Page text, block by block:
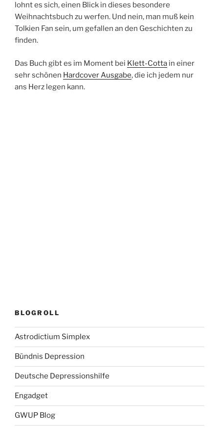
lohnt es sich, einen Blick in dieses besondere
Weihnachtsbuch zu werfen. Und nein, man muß kein
Tolkien Fan sein, um gefallen an den Geschichten zu
finden.
Das Buch gibt es im Moment bei Klett-Cotta in einer
sehr schönen Hardcover Ausgabe, die ich jedem nur
ans Herz legen kann.
BLOGROLL
Astrodictium Simplex
Bündnis Depression
Deutsche Depressionshilfe
Engadget
GWUP Blog